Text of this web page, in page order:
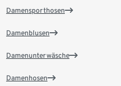
Damensporthosen
Damenblusen
Damenunterwäsche
Damenhosen